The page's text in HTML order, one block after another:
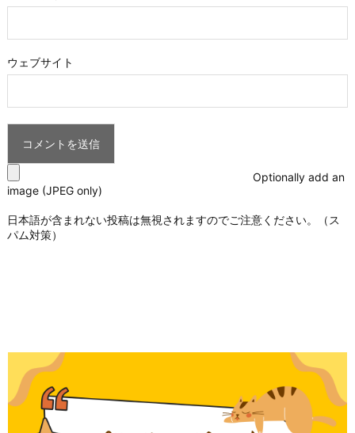
ウェブサイト
Optionally add an
image (JPEG only)
日本語が含まれない投稿は無視されますのでご注意ください。（ス
パム対策）